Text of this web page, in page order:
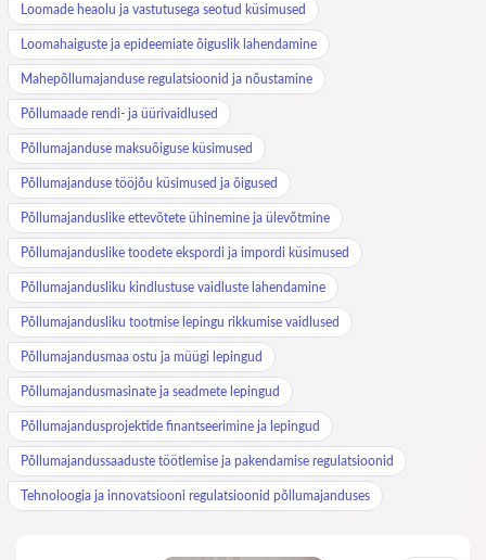
Loomade heaolu ja vastutusega seotud küsimused
Loomahaiguste ja epideemiate õiguslik lahendamine
Mahepõllumajanduse regulatsioonid ja nõustamine
Põllumaade rendi- ja üürivaidlused
Põllumajanduse maksuõiguse küsimused
Põllumajanduse tööjõu küsimused ja õigused
Põllumajanduslike ettevõtete ühinemine ja ülevõtmine
Põllumajanduslike toodete ekspordi ja impordi küsimused
Põllumajandusliku kindlustuse vaidluste lahendamine
Põllumajandusliku tootmise lepingu rikkumise vaidlused
Põllumajandusmaa ostu ja müügi lepingud
Põllumajandusmasinate ja seadmete lepingud
Põllumajandusprojektide finantseerimine ja lepingud
Põllumajandussaaduste töötlemise ja pakendamise regulatsioonid
Tehnoloogia ja innovatsiooni regulatsioonid põllumajanduses